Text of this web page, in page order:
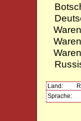
Waren
Waren
Waren
Land:
Sprache: